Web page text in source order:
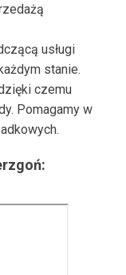
usługi
stanie.
czemu
Pomagamy w
: